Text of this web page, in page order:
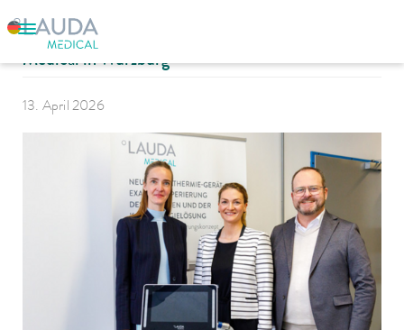
Staatsministerin Judith Gerlach besucht LAUDA
Medical in Würzburg
13. April 2026